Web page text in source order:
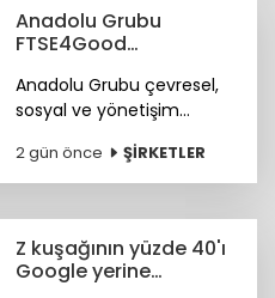
Anadolu Grubu
FTSE4Good
Anadolu Grubu çevresel,
sosyal ve yönetişim
yaklaşımı ile FTSE4Good
Endeksi’nde.
2 gün önce ŞİRKETLER
Z kuşağının yüzde 40'ı
Google yerine